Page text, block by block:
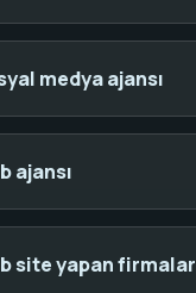
medya ajansı
ajansı
site yapan firmalar